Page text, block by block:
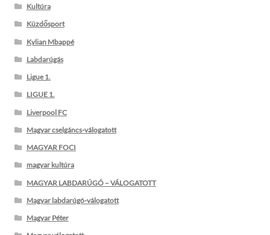
Kultúra
Küzdősport
Kylian Mbappé
Labdarúgás
Ligue 1.
LIGUE 1.
Liverpool FC
Magyar cselgáncs-válogatott
MAGYAR FOCI
magyar kultúra
MAGYAR LABDARÚGÓ – VÁLOGATOTT
Magyar labdarúgó-válogatott
Magyar Péter